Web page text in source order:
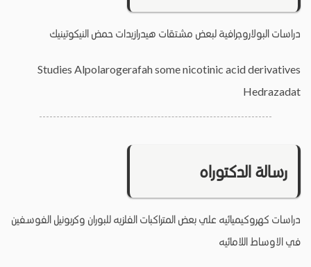
دراسات البولاروجرافية لبعض مشتقات هيدرازيدات حمض النيكوتينيك
Studies Alpolarogerafah some nicotinic acid derivatives
Hedrazadat
رسالة الدكتوراه
دراسات كهروكيميائيه علي بعض المتراكبات الفلزيه للبوران وكربونيل الفوسفين
في الاوساط اللامائيه